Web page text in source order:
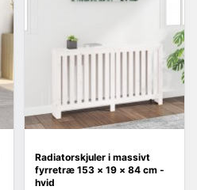
Radiatorskjuler i massivt
fyrretræ 153 × 19 × 84 cm -
hvid